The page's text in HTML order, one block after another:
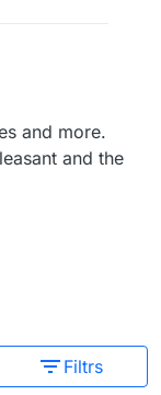
and more.
and the
filter_list Filtrs